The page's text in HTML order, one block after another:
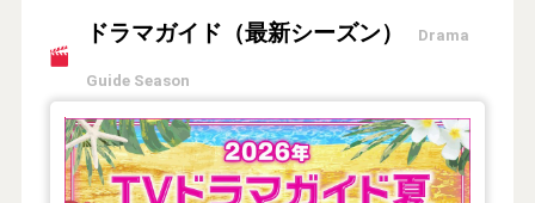
ドラマガイド（最新シーズン） Drama
Guide Season
【2026年夏】TVドラマガイド